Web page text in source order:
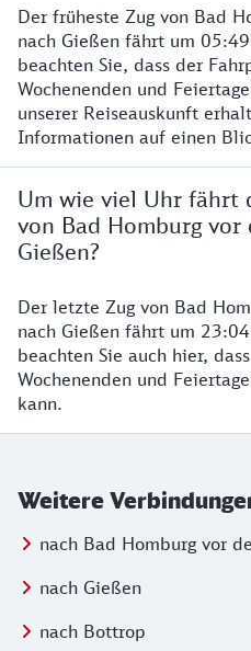
Der früheste Zug von Bad
nach Gießen fährt um
beachten Sie, dass der
Wochenenden und
unserer Reiseauskunft
Informationen auf einen
Um wie viel Uhr fährt
von Bad Homburg vor
Gießen?
Der letzte Zug von Bad
nach Gießen fährt um
beachten Sie auch hier,
Wochenenden und
kann.
Weitere
nach Bad Homburg vor
nach Gießen
nach Bottrop